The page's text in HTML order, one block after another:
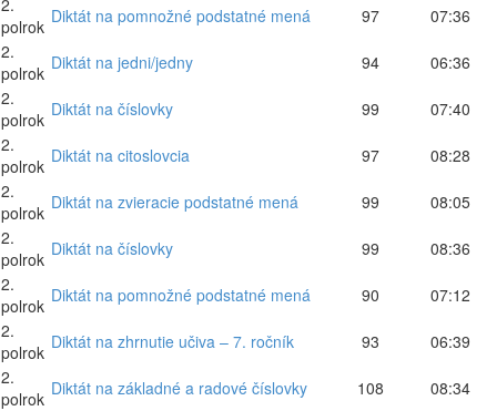
2.
polrok Diktát na pomnožné podstatné mená 97
07:36
2.
polrok Diktát na jedni/jedny 94
06:36
2.
polrok Diktát na číslovky 99
07:40
2.
polrok Diktát na citoslovcia 97
08:28
2.
polrok Diktát na zvieracie podstatné mená 99
08:05
2.
polrok Diktát na číslovky 99
08:36
2.
polrok Diktát na pomnožné podstatné mená 90
07:12
2.
polrok Diktát na zhrnutie učiva – 7. ročník 93
06:39
2.
polrok Diktát na základné a radové číslovky 108
08:34